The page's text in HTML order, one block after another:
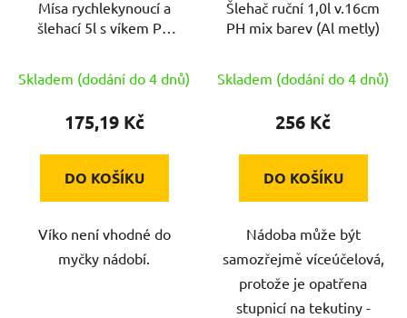
ůk
Mísa rychlekynoucí a
šlehací 5l s víkem PH
Skladem (dodání do 4 dnů)
175,19 Kč
DO KOŠÍKU
Víko není vhodné do
myčky nádobí.
Šlehač ruční 1,0l v.16cm
PH mix barev (Al metly)
Skladem (dodání do 4 dnů)
256 Kč
DO KOŠÍKU
Nádoba může být
samozřejmě víceúčelová,
protože je opatřena
stupnicí na tekutiny -